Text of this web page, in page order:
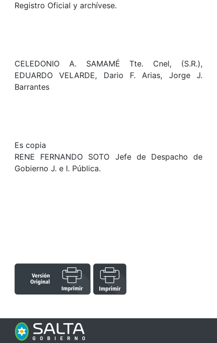
Registro Oficial y archívese.
CELEDONIO A. SAMAMÉ Tte. Cnel, (S.R.),
EDUARDO VELARDE, Dario F. Arias, Jorge J.
Barrantes
Es copia
RENE FERNANDO SOTO Jefe de Despacho de
Gobierno J. e I. Pública.